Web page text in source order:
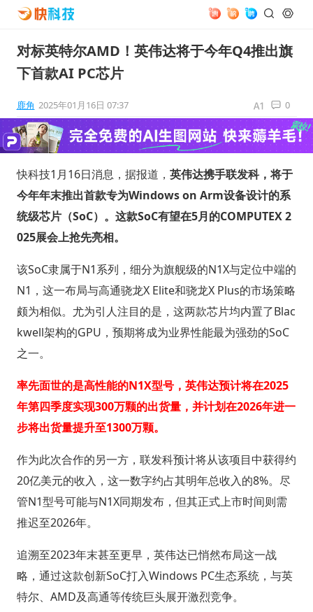
对标英特尔AMD！英伟达将于今年Q4推出旗
下首款AI PC芯片
鹿角 2025年01月16日 07:37 0
快科技1月16日消息，据报道， 英伟达携手联发科，将于
今年年末推出首款专为Windows on Arm设备设计的系
统级芯片（SoC）。这款SoC有望在5月的COMPUTEX 2
025展会上抢先亮相。
该SoC隶属于N1系列，细分为旗舰级的N1X与定位中端的
N1，这一布局与高通骁龙X Elite和骁龙X Plus的市场策略
颇为相似。尤为引人注目的是，这两款芯片均内置了Blac
kwell架构的GPU，预期将成为业界性能最为强劲的SoC
之一。
率先面世的是高性能的N1X型号，英伟达预计将在2025
年第四季度实现300万颗的出货量，并计划在2026年进一
步将出货量提升至1300万颗。
作为此次合作的另一方，联发科预计将从该项目中获得约
20亿美元的收入，这一数字约占其明年总收入的8%。尽
管N1型号可能与N1X同期发布，但其正式上市时间则需
推迟至2026年。
追溯至2023年末甚至更早，英伟达已悄然布局这一战
略，通过这款创新SoC打入Windows PC生态系统，与英
特尔、AMD及高通等传统巨头展开激烈竞争。